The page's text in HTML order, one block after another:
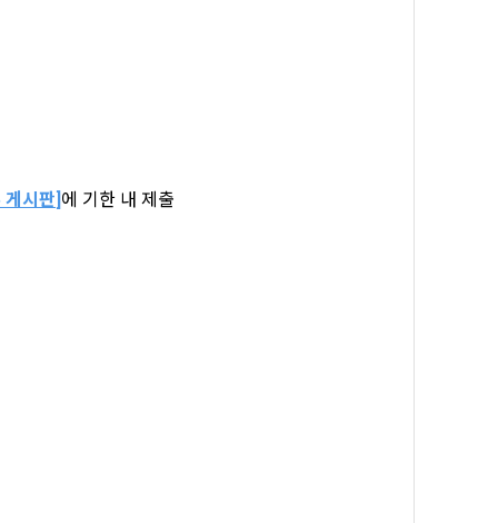
용도로
을 "회
거래법, 전
정할 수 있
내용이 이
있으며,
의 공지
적용일자
자 전일까
금 결제, 물
접속빈도
게시판] 에 기한 내 제출